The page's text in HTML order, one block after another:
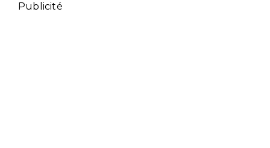
Publicité